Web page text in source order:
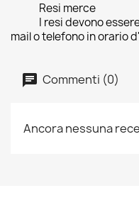
Resi merce
I resi devono
mail o telefono in orario
Commenti (0)
Ancora nessuna